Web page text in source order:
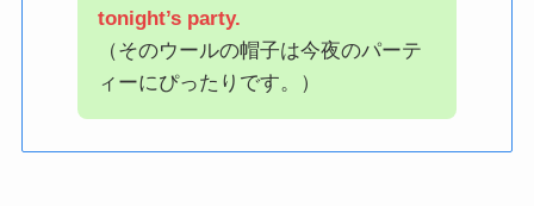
tonight’s party.
（そのウールの帽子は今夜のパーテ
ィーにぴったりです。）